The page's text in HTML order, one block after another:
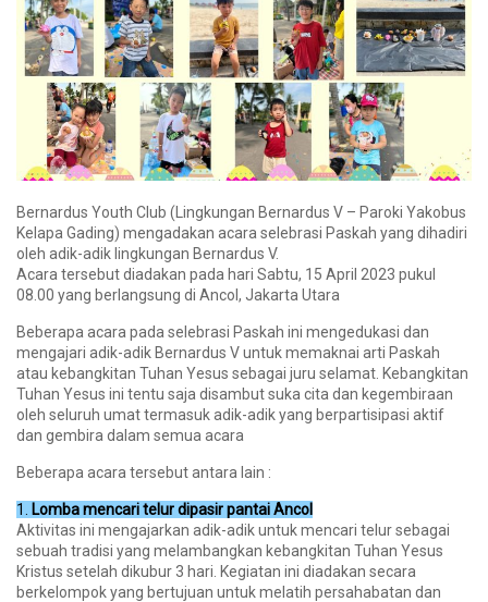
Bernardus Youth Club (Lingkungan Bernardus V – Paroki Yakobus
Kelapa Gading) mengadakan acara selebrasi Paskah yang dihadiri
oleh adik-adik lingkungan Bernardus V.
Acara tersebut diadakan pada hari Sabtu, 15 April 2023 pukul
08.00 yang berlangsung di Ancol, Jakarta Utara
Beberapa acara pada selebrasi Paskah ini mengedukasi dan
mengajari adik-adik Bernardus V untuk memaknai arti Paskah
atau kebangkitan Tuhan Yesus sebagai juru selamat. Kebangkitan
Tuhan Yesus ini tentu saja disambut suka cita dan kegembiraan
oleh seluruh umat termasuk adik-adik yang berpartisipasi aktif
dan gembira dalam semua acara
Beberapa acara tersebut antara lain :
1.
Lomba mencari telur dipasir pantai Ancol
Aktivitas ini mengajarkan adik-adik untuk mencari telur sebagai
sebuah tradisi yang melambangkan kebangkitan Tuhan Yesus
Kristus setelah dikubur 3 hari. Kegiatan ini diadakan secara
berkelompok yang bertujuan untuk melatih persahabatan dan